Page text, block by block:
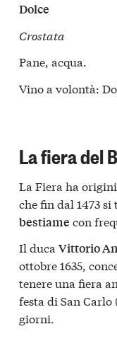
Dolce
Crostata
Pane, acqua.
Vino a volontà:
La fiera del
La Fiera ha
che fin dal 1473 si
bestiame con
Il duca Vittorio
ottobre 1635,
tenere una fiera
festa di San
giorni.